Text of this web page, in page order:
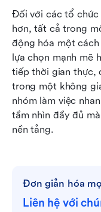
Đối với các tổ chức
hơn, tất cả trong
động hóa một
lựa chọn mạnh mẽ
tiếp thời gian thực,
trong một không
nhóm làm việc
tầm nhìn đầy đủ
nền tảng.
Đơn giản hóa
Liên hệ với